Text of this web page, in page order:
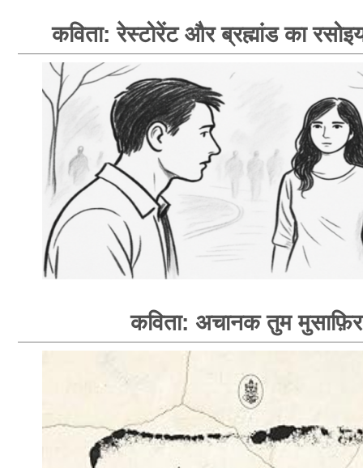
कविता: रेस्टोरेंट और ब्रह्मांड का
कविता: अचानक तुम मुसाफ़िर